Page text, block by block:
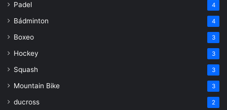
Padel 4
Bádminton 4
Boxeo 3
Hockey 3
Squash 3
Mountain Bike 3
ducross 2